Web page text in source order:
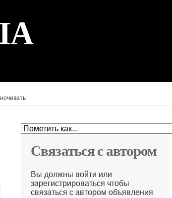
Связаться с автором
Вы должны войти или
зарегистрироваться чтобы
связаться с автором объявления